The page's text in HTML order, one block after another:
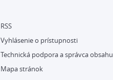
RSS
Vyhlásenie o prístupnosti
Technická podpora a správca obsahu
Mapa stránok